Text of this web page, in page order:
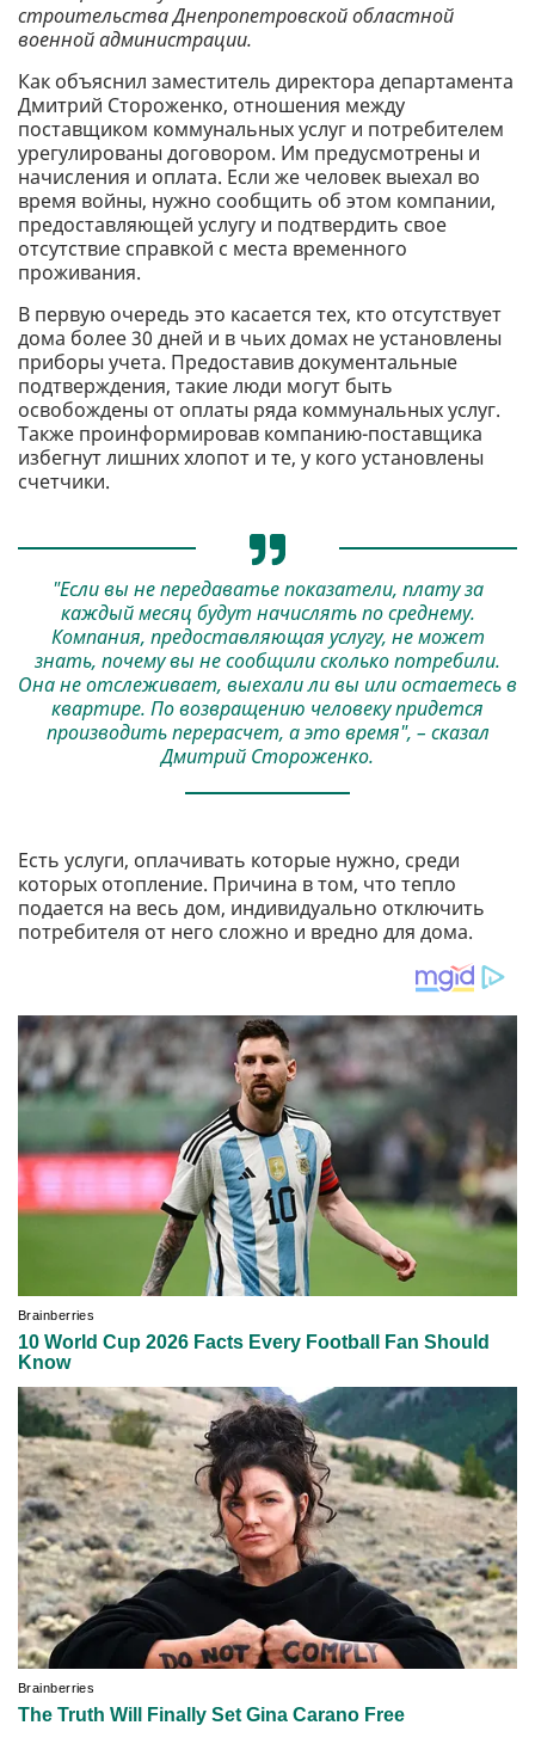
строительства Днепропетровской областной
военной администрации.
Как объяснил заместитель директора департамента
Дмитрий Стороженко, отношения между
поставщиком коммунальных услуг и потребителем
урегулированы договором. Им предусмотрены и
начисления и оплата. Если же человек выехал во
время войны, нужно сообщить об этом компании,
предоставляющей услугу и подтвердить свое
отсутствие справкой с места временного
проживания.
В первую очередь это касается тех, кто отсутствует
дома более 30 дней и в чьих домах не установлены
приборы учета. Предоставив документальные
подтверждения, такие люди могут быть
освобождены от оплаты ряда коммунальных услуг.
Также проинформировав компанию-поставщика
избегнут лишних хлопот и те, у кого установлены
счетчики.
"Если вы не передаватье показатели, плату за
каждый месяц будут начислять по среднему.
Компания, предоставляющая услугу, не может
знать, почему вы не сообщили сколько потребили.
Она не отслеживает, выехали ли вы или остаетесь в
квартире. По возвращению человеку придется
производить перерасчет, а это время", – сказал
Дмитрий Стороженко.
Есть услуги, оплачивать которые нужно, среди
которых отопление. Причина в том, что тепло
подается на весь дом, индивидуально отключить
потребителя от него сложно и вредно для дома.